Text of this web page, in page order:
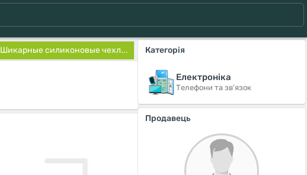
Шикарные силиконовые чехл... Категорія
Електроніка
Телефони та зв'язок
Продавець